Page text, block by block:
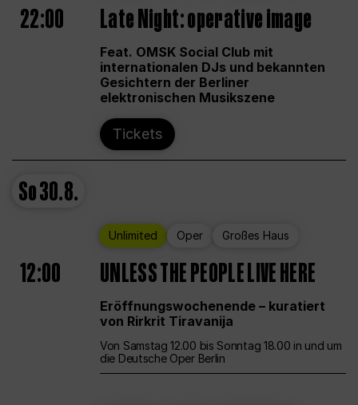
22:00 Late Night: operative image
Feat. OMSK Social Club mit
internationalen DJs und bekannten
Gesichtern der Berliner
elektronischen Musikszene
Tickets
So30.8.
Unlimited Oper Großes Haus
12:00 UNLESS THE PEOPLE LIVE HERE
Eröffnungswochenende – kuratiert
von Rirkrit Tiravanija
Von Samstag 12.00 bis Sonntag 18.00 in und um
die Deutsche Oper Berlin